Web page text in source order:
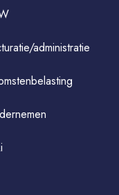
administratie